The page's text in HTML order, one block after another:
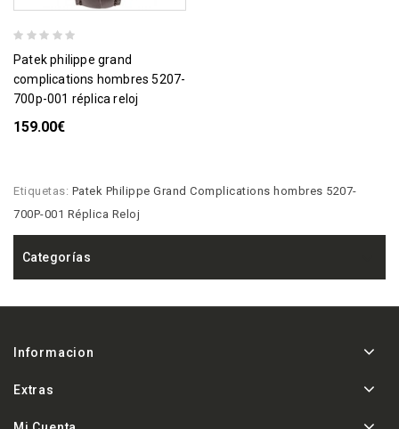
patek philippe grand
complications hombres 5207-
700p-001 réplica reloj
159.00€
Etiquetas: Patek Philippe Grand Complications hombres 5207-
700P-001 Réplica Reloj
Categorías
Informacion
Extras